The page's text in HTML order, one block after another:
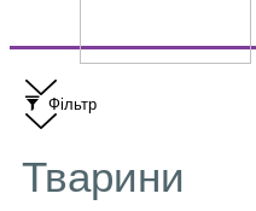
Фільтр
Тварини